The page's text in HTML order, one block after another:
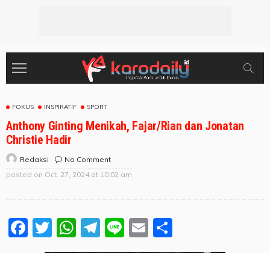
FOKUS INSPIRATIF SPORT
Anthony Ginting Menikah, Fajar/Rian dan Jonatan
Christie Hadir
Redaksi
No Comment
posted on Oct. 27, 2024 at 10:02 am
Facebook
Twitter
WhatsApp
Telegram
LineEmail